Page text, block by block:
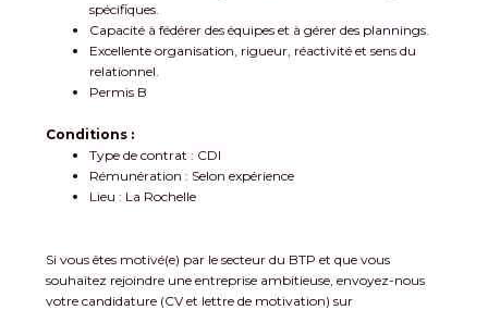
spécifiques.
Capacité à fédérer des équipes et à gérer des plannings.
Excellente organisation, rigueur, réactivité et sens du
relationnel.
Permis B
Conditions :
Type de contrat : CDI
Rémunération : Selon expérience
Lieu : La Rochelle
Si vous êtes motivé(e) par le secteur du BTP et que vous
souhaitez rejoindre une entreprise ambitieuse, envoyez-nous
votre candidature (CV et lettre de motivation) sur